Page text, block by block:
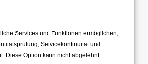
Services und Funktionen ermöglichen,
Servicekontinuität und
Diese Option kann nicht abgelehnt